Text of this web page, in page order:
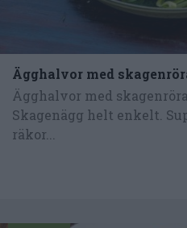
Ägghalvor med
Ägghalvor med
Skagenägg helt enkelt.
räkor...